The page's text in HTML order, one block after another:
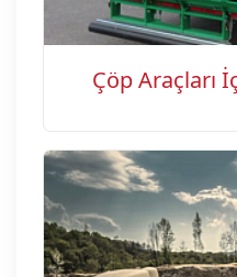
Çöp Araçları